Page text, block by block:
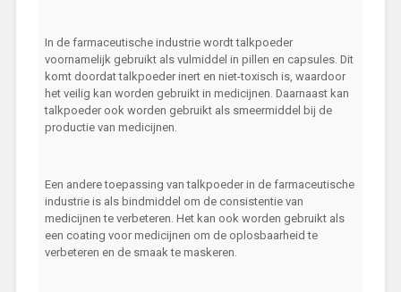
In de farmaceutische industrie wordt talkpoeder
voornamelijk gebruikt als vulmiddel in pillen en capsules. Dit
komt doordat talkpoeder inert en niet-toxisch is, waardoor
het veilig kan worden gebruikt in medicijnen. Daarnaast kan
talkpoeder ook worden gebruikt als smeermiddel bij de
productie van medicijnen.
Een andere toepassing van talkpoeder in de farmaceutische
industrie is als bindmiddel om de consistentie van
medicijnen te verbeteren. Het kan ook worden gebruikt als
een coating voor medicijnen om de oplosbaarheid te
verbeteren en de smaak te maskeren.